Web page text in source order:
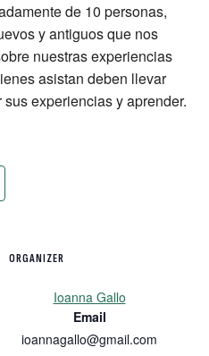
de 10 personas,
y antiguos que nos
nuestras experiencias
asistan deben llevar
experiencias y aprender.
ORGANIZER
Ioanna Gallo
Email
ioannagallo@gmail.com